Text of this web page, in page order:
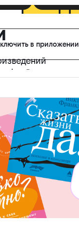
офлайн
в приложении